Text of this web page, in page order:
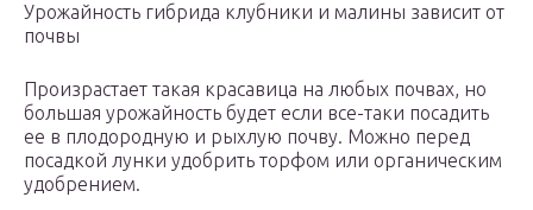
Урожайность гибрида клубники и малины зависит от
почвы
Произрастает такая красавица на любых почвах, но
большая урожайность будет если все-таки посадить
ее в плодородную и рыхлую почву. Можно перед
посадкой лунки удобрить торфом или органическим
удобрением.